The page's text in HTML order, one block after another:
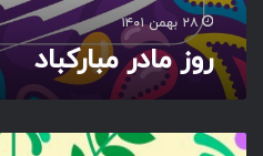
ر
ک
ب
ا
د
۲۸ بهمن ۱۴۰۱
روز مادر مبارکباد
ر